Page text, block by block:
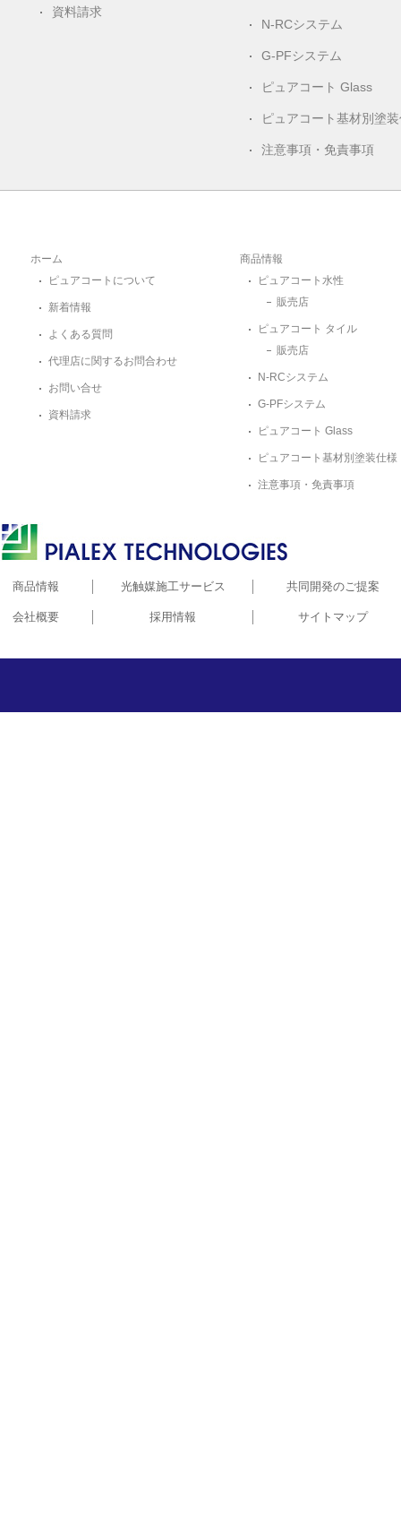
資料請求
N-RCシステム
G-PFシステム
ピュアコート Glass
ピュアコート基材別塗
注意事項・免責事項
ホーム
ピュアコートについて
新着情報
よくある質問
代理店に関するお問合わせ
お問い合せ
資料請求
商品情報
ピュアコート水性
販売店
ピュアコート タイル
販売店
N-RCシステム
G-PFシステム
ピュアコート Glass
ピュアコート基材別塗装仕様
注意事項・免責事項
商品情報 光触媒施工サービス 共同開発のご提案
会社概要 採用情報 サイトマップ